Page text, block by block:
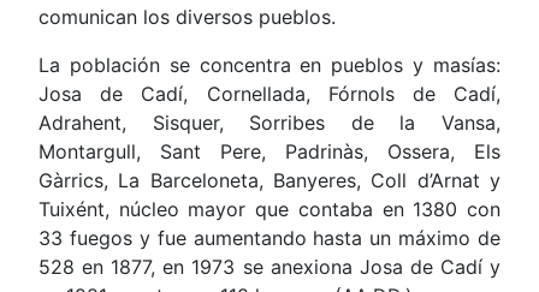
comunican los diversos pueblos.
La población se concentra en pueblos y masías:
Josa de Cadí, Cornellada, Fórnols de Cadí,
Adrahent, Sisquer, Sorribes de la Vansa,
Montargull, Sant Pere, Padrinàs, Ossera, Els
Gàrrics, La Barceloneta, Banyeres, Coll d’Arnat y
Tuixént, núcleo mayor que contaba en 1380 con
33 fuegos y fue aumentando hasta un máximo de
528 en 1877, en 1973 se anexiona Josa de Cadí y